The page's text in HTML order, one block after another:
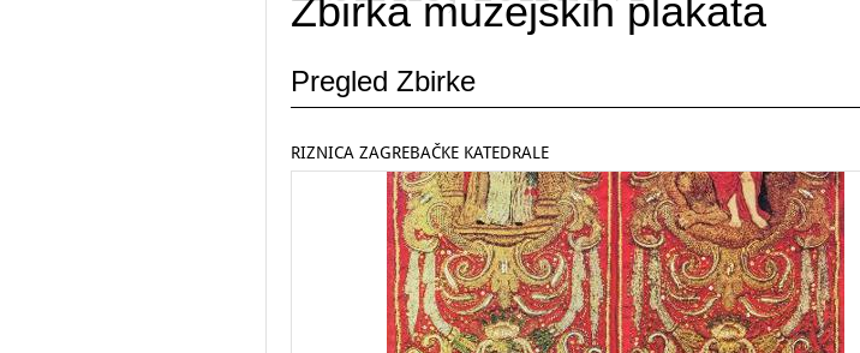
Zbirka muzejskih plakata
Pregled Zbirke
RIZNICA ZAGREBAČKE KATEDRALE